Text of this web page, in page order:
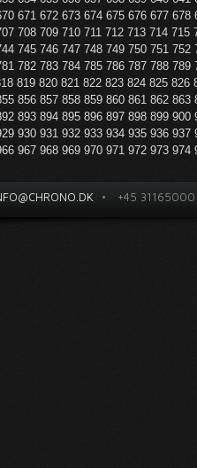
671 672 673 674 675 676 677 678
708 709 710 711 712 713 714 715
745 746 747 748 749 750 751 752
782 783 784 785 786 787 788 789
819 820 821 822 823 824 825 826
856 857 858 859 860 861 862 863
893 894 895 896 897 898 899 900
930 931 932 933 934 935 936 937
967 968 969 970 971 972 973 974
• +45 31165000